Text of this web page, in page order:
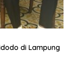
di Lampung